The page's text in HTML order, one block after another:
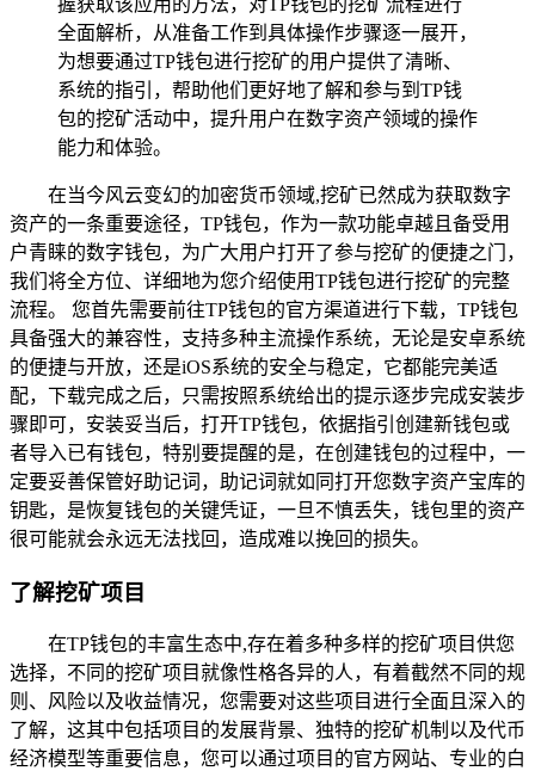
全面解析，从准备工作到具体操作步骤逐一展开，
为想要通过TP钱包进行挖矿的用户提供了清晰、
系统的指引，帮助他们更好地了解和参与到TP钱
包的挖矿活动中，提升用户在数字资产领域的操作
能力和体验。
在当今风云变幻的加密货币领域,挖矿已然成为获取数字
资产的一条重要途径，TP钱包，作为一款功能卓越且备受用
户青睐的数字钱包，为广大用户打开了参与挖矿的便捷之门，
我们将全方位、详细地为您介绍使用TP钱包进行挖矿的完整
流程。 您首先需要前往TP钱包的官方渠道进行下载，TP钱包
具备强大的兼容性，支持多种主流操作系统，无论是安卓系统
的便捷与开放，还是iOS系统的安全与稳定，它都能完美适
配，下载完成之后，只需按照系统给出的提示逐步完成安装步
骤即可，安装妥当后，打开TP钱包，依据指引创建新钱包或
者导入已有钱包，特别要提醒的是，在创建钱包的过程中，一
定要妥善保管好助记词，助记词就如同打开您数字资产宝库的
钥匙，是恢复钱包的关键凭证，一旦不慎丢失，钱包里的资产
很可能就会永远无法找回，造成难以挽回的损失。
了解挖矿项目
在TP钱包的丰富生态中,存在着多种多样的挖矿项目供您
选择，不同的挖矿项目就像性格各异的人，有着截然不同的规
则、风险以及收益情况，您需要对这些项目进行全面且深入的
了解，这其中包括项目的发展背景、独特的挖矿机制以及代币
经济模型等重要信息，您可以通过项目的官方网站、专业的白